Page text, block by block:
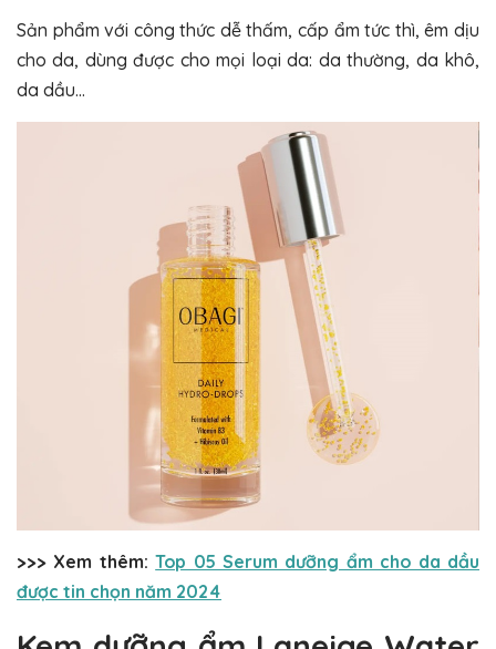
Sản phẩm với công thức dễ thấm, cấp ẩm tức thì, êm dịu
cho da, dùng được cho mọi loại da: da thường, da khô,
da dầu…
>>> Xem thêm:Top 05 Serum dưỡng ẩm cho da dầu
được tin chọn năm 2024